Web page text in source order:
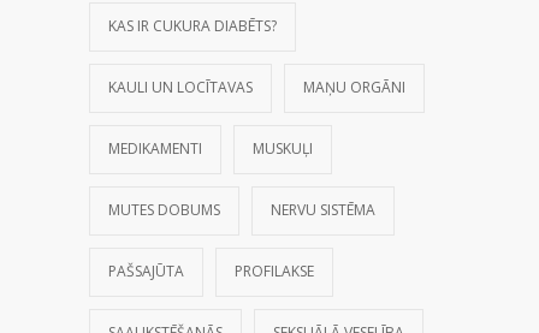
KAS IR CUKURA DIABĒTS?
KAULI UN LOCĪTAVAS MAŅU ORGĀNI
MEDIKAMENTI MUSKUĻI
MUTES DOBUMS NERVU SISTĒMA
PAŠSAJŪTA PROFILAKSE